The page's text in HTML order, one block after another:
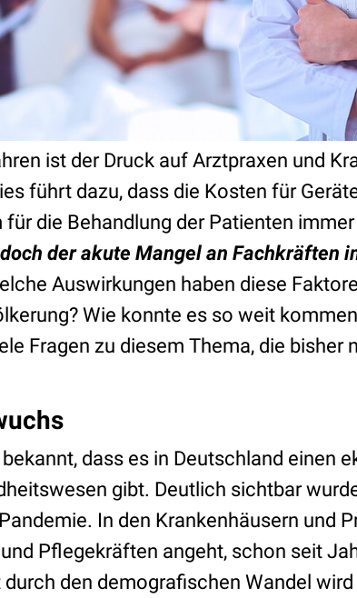
ist der Druck auf Arztpraxen und
führt dazu, dass die Kosten für
für die Behandlung der Patienten
der akute Mangel an Fachkräften
Auswirkungen haben diese
Wie konnte es so weit
Fragen zu diesem Thema, die
dass es in Deutschland einen
gibt. Deutlich sichtbar
In den Krankenhäusern und
Pflegekräften angeht, schon seit
den demografischen Wandel